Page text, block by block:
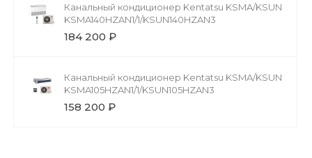
Канальный кондиционер Kentatsu KSMA/KSUN
KSMA140HZAN1/1/KSUN140HZAN3
184 200 ₽
Канальный кондиционер Kentatsu KSMA/KSUN
KSMA105HZAN1/1/KSUN105HZAN3
158 200 ₽